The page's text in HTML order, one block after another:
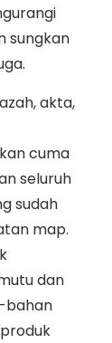
sungkan
akta,
cuma
seluruh
sudah
map.
dan
bahan